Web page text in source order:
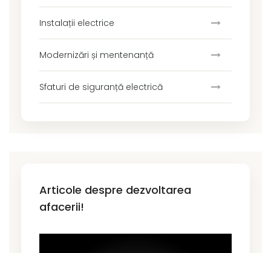
Instalații electrice
Modernizări și mentenanță
Sfaturi de siguranță electrică
Articole despre dezvoltarea
afacerii!